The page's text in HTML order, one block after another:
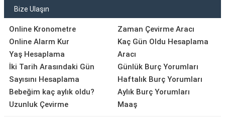
Bize Ulaşın
Online Kronometre
Online Alarm Kur
Yaş Hesaplama
İki Tarih Arasındaki Gün
Sayısını Hesaplama
Bebeğim kaç aylık oldu?
Uzunluk Çevirme
Zaman Çevirme Aracı
Kaç Gün Oldu Hesaplama
Aracı
Günlük Burç Yorumları
Haftalık Burç Yorumları
Aylık Burç Yorumları
Maaş